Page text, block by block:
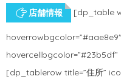
店舗情報 [dp_table
[dp_tablerow title=”住所”